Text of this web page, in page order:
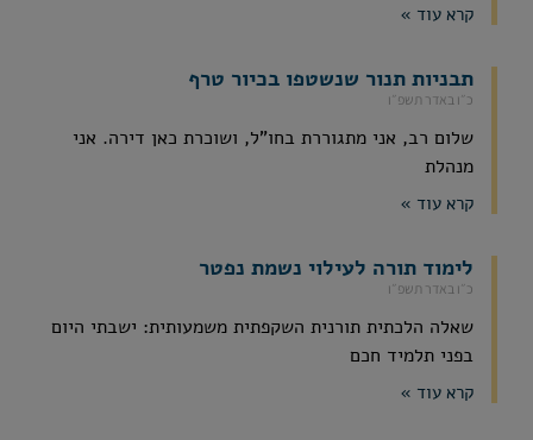
קרא עוד »
תבניות תנור שנשטפו בכיור טרף
כ״ו באדר תשפ״ו
שלום רב, אני מתגוררת בחו"ל, ושוכרת כאן דירה. אני
מנהלת
קרא עוד »
לימוד תורה לעילוי נשמת נפטר
כ״ו באדר תשפ״ו
שאלה הלכתית תורנית השקפתית משמעותית: ישבתי היום
בפני תלמיד חכם
קרא עוד »